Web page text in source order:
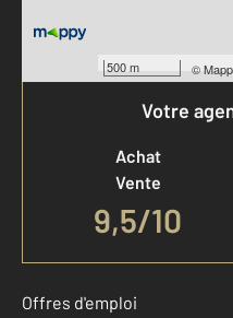
500 m ©
Votre
Achat
Vente
9,5/10
Offres d'emploi